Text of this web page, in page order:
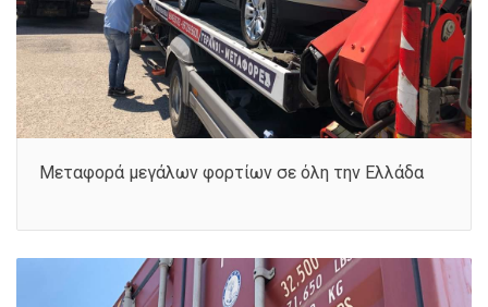
Μεταφορά μεγάλων φορτίων σε όλη την Ελλάδα